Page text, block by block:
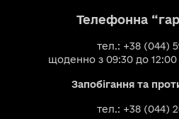
Телефонна
тел.: +38 (044)
щоденно з 09:30 до 12:00
Запобігання та
тел.: +38 (044)